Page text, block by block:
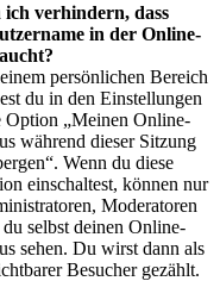
verhindern, dass
in der Online-
persönlichen Bereich
du in den Einstellungen
Option „Meinen Online-
während dieser Sitzung
Wenn du diese
einschaltest, können nur
Moderatoren
selbst deinen Online-
sehen. Du wirst dann als
Besucher gezählt.